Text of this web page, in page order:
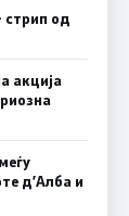
од
акција
д’Алба и